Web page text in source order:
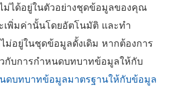
ม่ได้อยู่ในตัวอย่างชุดข้อมูลของคุณ
เพิ่มค่านั้นโดยอัตโนมัติ และทำ
ม่อยู่ในชุดข้อมูลดั้งเดิม หากต้องการ
กับการกำหนดบทบาทข้อมูลให้กับ
ดบทบาทข้อมูลมาตรฐานให้กับข้อมูล